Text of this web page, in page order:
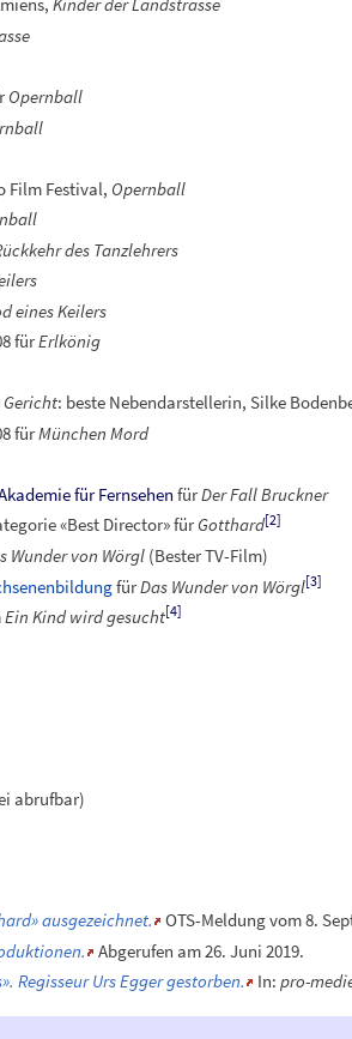
Kinder der Landstrasse
Opernball
Film Festival, Opernball
des Tanzlehrers
eines Keilers
fürErlkönig
Gericht: beste Nebendarstellerin, Silke
fürMünchen Mord
für Fernsehen fürDer Fall Bruckner
«Best Director» fürGotthard[2]
Wunder von Wörgl (Bester TV-Film)
fürDas Wunder von Wörgl[3]
Ein Kind wird gesucht[4]
abrufbar)
ausgezeichnet.
OTS-Meldung vom 8.
Abgerufen am 26. Juni 2019.
Regisseur Urs Egger gestorben. In: pro-